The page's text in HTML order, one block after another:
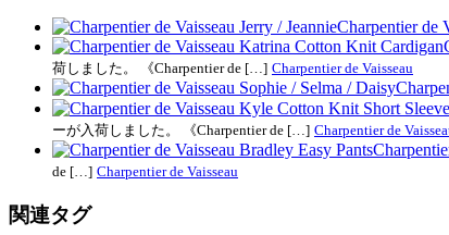
Charpentier de
荷しました。 《Charpentier de […] Charpentier de Vaisseau
ーが入荷しました。 《Charpentier de […] Charpentier de
de […] Charpentier de Vaisseau
関連タグ